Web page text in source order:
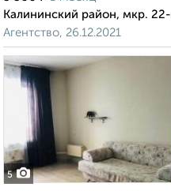
Калининский район, мкр.
Агентство, 26.12.2021
5